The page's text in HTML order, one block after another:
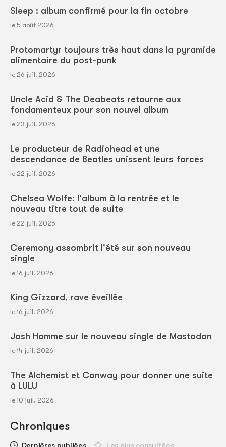
Sleep : album confirmé pour la fin octobre
le 5 août 2026
Protomartyr toujours très haut dans la pyramide
alimentaire du post-punk
le 26 juil. 2026
Uncle Acid & The Deabeats retourne aux
fondamenteux pour son nouvel album
le 23 juil. 2026
Le producteur de Radiohead et une
descendance de Beatles unissent leurs forces
le 22 juil. 2026
Chelsea Wolfe: l'album à la rentrée et le
nouveau titre tout de suite
le 22 juil. 2026
Ceremony assombrit l'été sur son nouveau
single
le 16 juil. 2026
King Gizzard, rave éveillée
le 16 juil. 2026
Josh Homme sur le nouveau single de Mastodon
le 14 juil. 2026
The Alchemist et Conway pour donner une suite
à LULU
le 10 juil. 2026
Chroniques